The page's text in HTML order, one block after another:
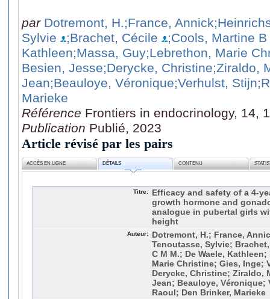
par Dotremont, H.;France, Annick
Sylvie
;Brachet, Cécile
;Cools, Martine
Kathleen;Massa, Guy;Lebrethon, Marie
Besien, Jesse;Derycke, Christine;Ziraldo,
Jean;Beauloye, Véronique;Verhulst, Stijn
Marieke
Référence Frontiers in endocrinology, 14,
Publication Publié, 2023
Article révisé par les pairs
ACCÈS EN LIGNE DÉTAILS CONTENU
Titre:
Efficacy and safety of a 4-
growth hormone and
analogue in pubertal girls
height
Auteur:
Dotremont, H.; France,
Tenoutasse, Sylvie;
C M M.; De Waele,
Marie Christine; Gies, Inge;
Derycke, Christine; Ziraldo,
Jean; Beauloye, Véronique;
Raoul; Den Brinker, Marieke